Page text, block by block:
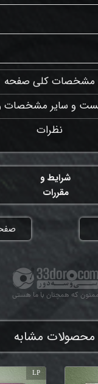
مشخصات کلی صفحه
و سایر مشخصات
نظرات
شرایط و
مقررات
که همچنان با ما هستی
محصولات مشابه
LP